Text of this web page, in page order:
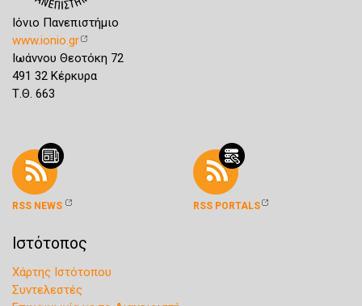
Ιόνιο Πανεπιστήμιο
www.ionio.gr
Ιωάννου Θεοτόκη 72
491 32 Κέρκυρα
Τ.Θ. 663
RSS NEWS RSS PORTALS
Ιστότοπος
Χάρτης Ιστότοπου
Συντελεστές